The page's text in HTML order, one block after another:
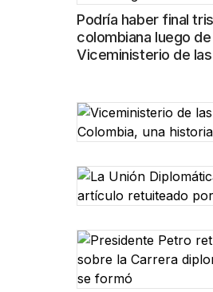
Podría haber final
colombiana luego
Viceministerio de